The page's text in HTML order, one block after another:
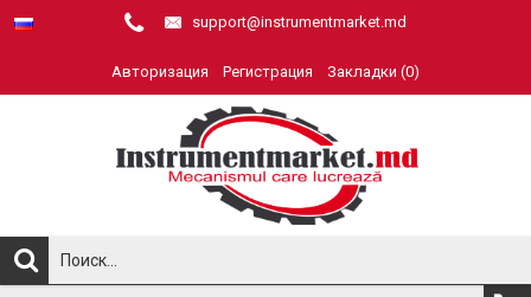
support@instrumentmarket.md
Авторизация Регистрация Закладки (0)